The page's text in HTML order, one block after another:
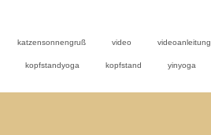
katzensonnengruß video videoanleitung
kopfstandyoga kopfstand yinyoga